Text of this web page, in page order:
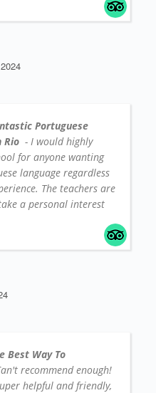
Portuguese
Rio - I would highly
for anyone wanting
language regardless
The teachers are
a personal interest
Best Way To
recommend enough!
helpful and friendly,